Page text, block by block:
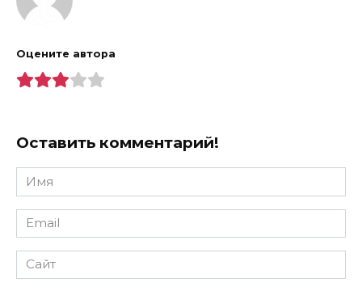
Оцените автора
Оставить комментарий!
Имя
*
Email
*
Сайт